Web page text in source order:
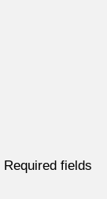
Required fields